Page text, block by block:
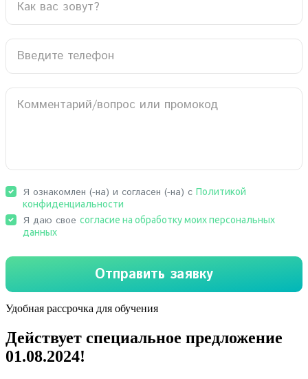
Удобная рассрочка для обучения
Действует специальное предложение
01.08.2024!